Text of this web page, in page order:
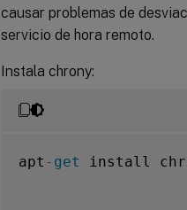
causar problemas de
servicio de hora remoto.
Instala chrony:
apt - get install